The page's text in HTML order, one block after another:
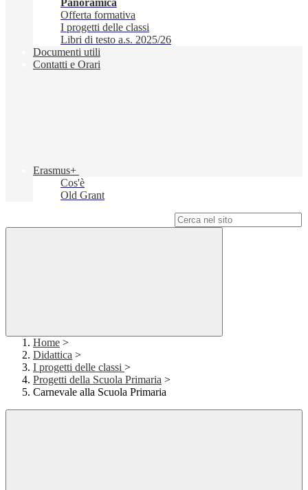
Panoramica
Offerta formativa
I progetti delle classi
Libri di testo a.s. 2025/26
Documenti utili
Contatti e Orari
Erasmus+
Cos'è
Old Grant
Home >
Didattica >
I progetti delle classi >
Progetti della Scuola Primaria >
Carnevale alla Scuola Primaria